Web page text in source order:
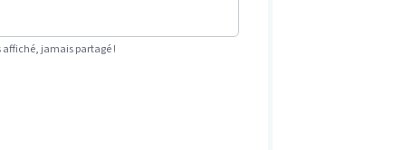
jamais partagé !